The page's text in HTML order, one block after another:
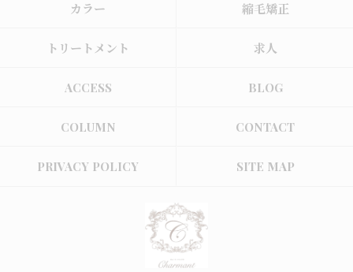
カラー 縮毛矯正
トリートメント 求人
ACCESS BLOG
COLUMN CONTACT
PRIVACY POLICY SITE MAP